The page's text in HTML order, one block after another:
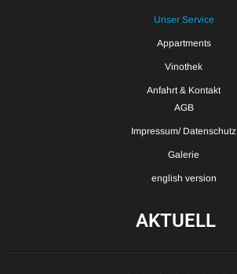
Unser Service
Appartments
Vinothek
Anfahrt & Kontakt
AGB
Impressum/ Datenschutz
Galerie
english version
AKTUELL